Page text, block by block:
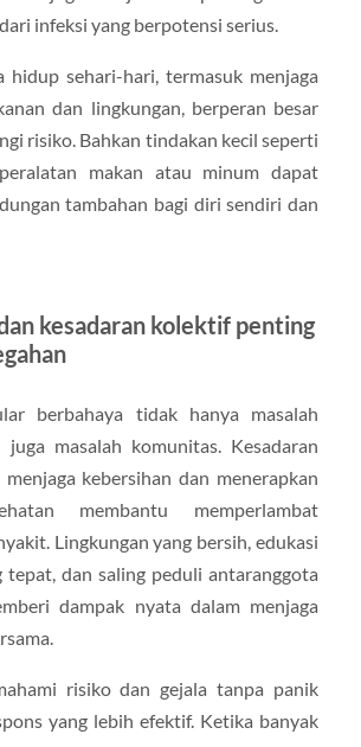
infeksi yang berpotensi serius.
hidup sehari-hari, termasuk menjaga
dan lingkungan, berperan besar
risiko. Bahkan tindakan kecil seperti
makan atau minum dapat
tambahan bagi diri sendiri dan
kesadaran kolektif penting
berbahaya tidak hanya masalah
masalah komunitas. Kesadaran
menjaga kebersihan dan menerapkan
membantu memperlambat
Lingkungan yang bersih, edukasi
tepat, dan saling peduli antaranggota
dampak nyata dalam menjaga
risiko dan gejala tanpa panik
yang lebih efektif. Ketika banyak